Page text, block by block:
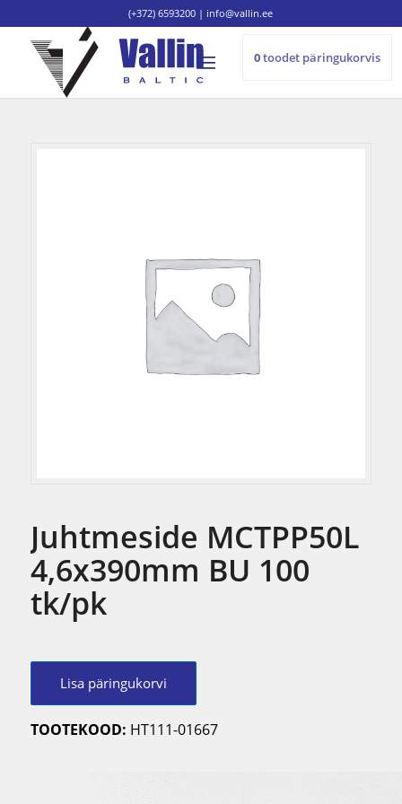
(+372) 6593200 | info@vallin.ee
0toodet päringukorvis
Juhtmeside MCTPP50L
4,6x390mm BU 100
tk/pk
Lisa päringukorvi
TOOTEKOOD: HT111-01667